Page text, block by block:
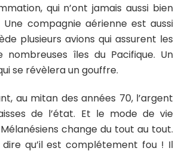
qui n’ont jamais aussi bien
compagnie aérienne est aussi
plusieurs avions qui assurent les
nombreuses îles du Pacifique. Un
se révèlera un gouffre.
au mitan des années 70, l’argent
de l’état. Et le mode de vie
change du tout au tout.
qu’il est complétement fou ! Il